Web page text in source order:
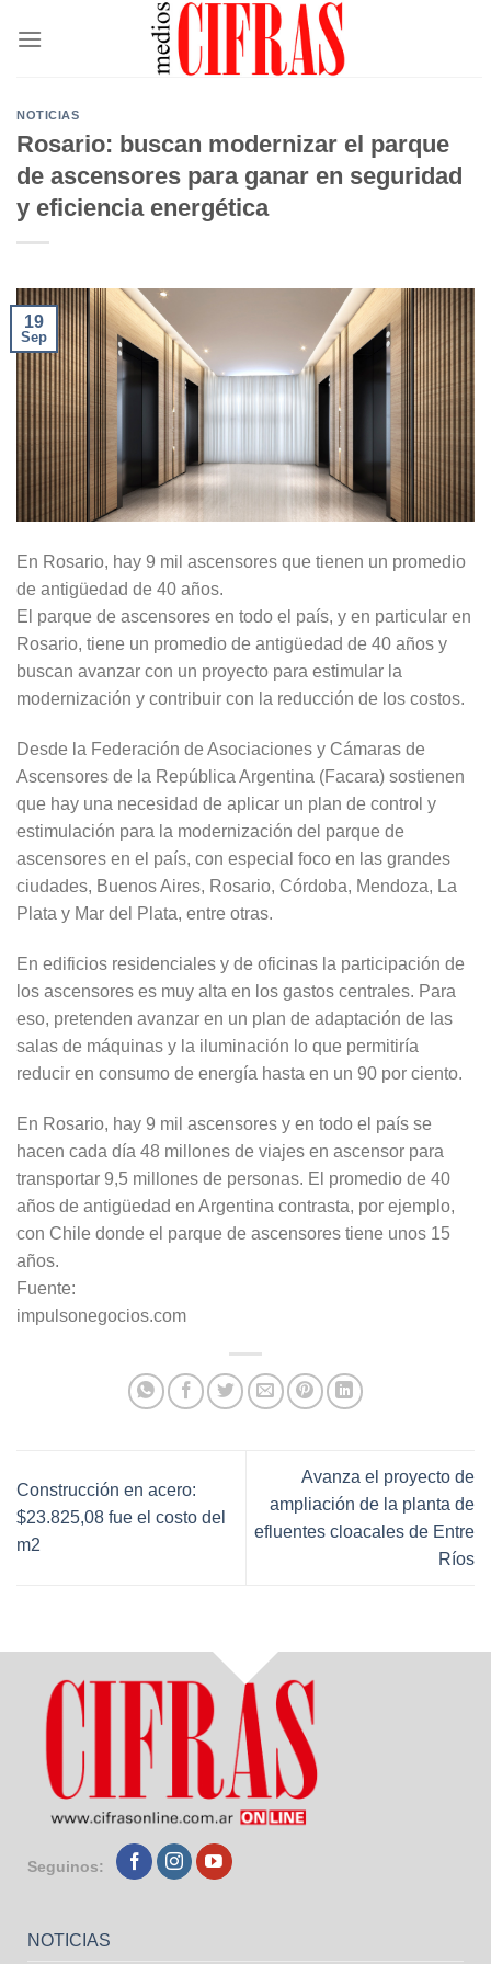
NOTICIAS
Rosario: buscan modernizar el parque
de ascensores para ganar en seguridad
y eficiencia energética
19
Sep
En Rosario, hay 9 mil ascensores que tienen un promedio
de antigüedad de 40 años.
El parque de ascensores en todo el país, y en particular en
Rosario, tiene un promedio de antigüedad de 40 años y
buscan avanzar con un proyecto para estimular la
modernización y contribuir con la reducción de los costos.
Desde la Federación de Asociaciones y Cámaras de
Ascensores de la República Argentina (Facara) sostienen
que hay una necesidad de aplicar un plan de control y
estimulación para la modernización del parque de
ascensores en el país, con especial foco en las grandes
ciudades, Buenos Aires, Rosario, Córdoba, Mendoza, La
Plata y Mar del Plata, entre otras.
En edificios residenciales y de oficinas la participación de
los ascensores es muy alta en los gastos centrales. Para
eso, pretenden avanzar en un plan de adaptación de las
salas de máquinas y la iluminación lo que permitiría
reducir en consumo de energía hasta en un 90 por ciento.
En Rosario, hay 9 mil ascensores y en todo el país se
hacen cada día 48 millones de viajes en ascensor para
transportar 9,5 millones de personas. El promedio de 40
años de antigüedad en Argentina contrasta, por ejemplo,
con Chile donde el parque de ascensores tiene unos 15
años.
Fuente:
impulsonegocios.com
Construcción en acero:
$23.825,08 fue el costo del
m2
Avanza el proyecto de
ampliación de la planta de
efluentes cloacales de Entre
Ríos
Seguinos:
NOTICIAS